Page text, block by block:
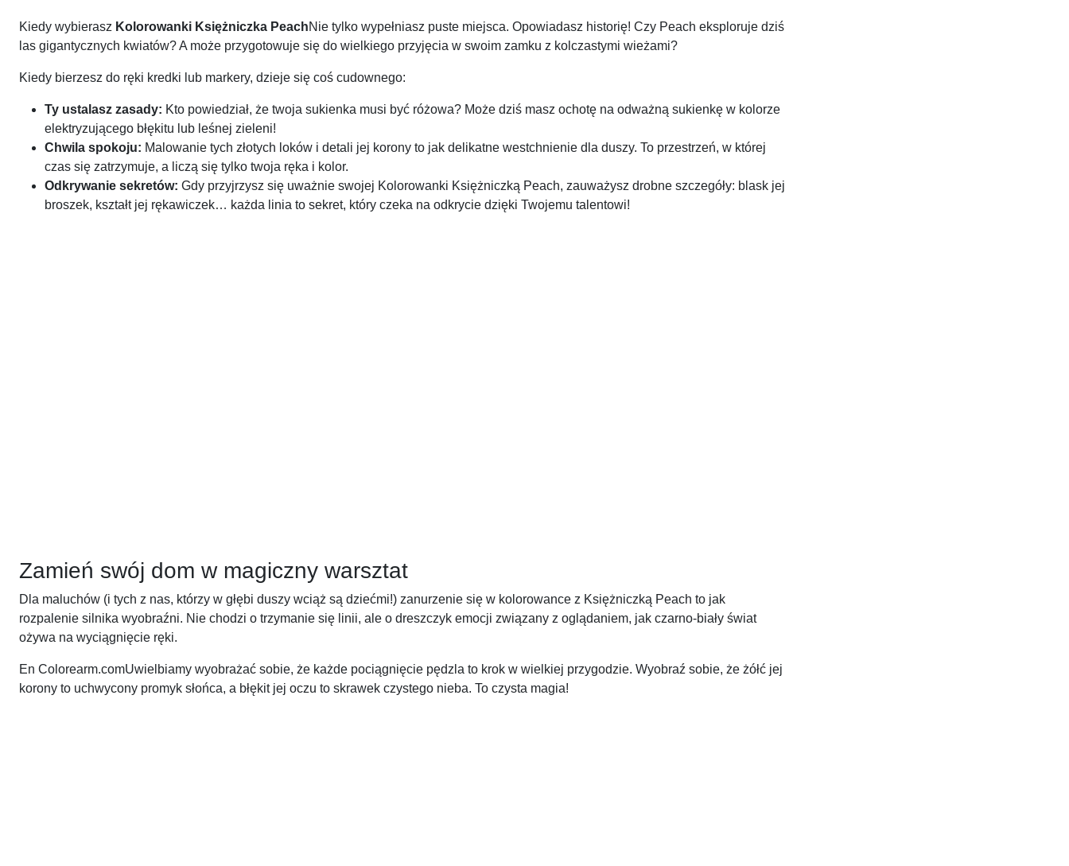
Kiedy wybierasz Kolorowanki Księżniczka PeachNie tylko wypełniasz puste miejsca. Opowiadasz historię! Czy Peach eksploruje dziś
las gigantycznych kwiatów? A może przygotowuje się do wielkiego przyjęcia w swoim zamku z kolczastymi wieżami?
Kiedy bierzesz do ręki kredki lub markery, dzieje się coś cudownego:
Ty ustalasz zasady: Kto powiedział, że twoja sukienka musi być różowa? Może dziś masz ochotę na odważną sukienkę w kolorze
elektryzującego błękitu lub leśnej zieleni!
Chwila spokoju: Malowanie tych złotych loków i detali jej korony to jak delikatne westchnienie dla duszy. To przestrzeń, w której
czas się zatrzymuje, a liczą się tylko twoja ręka i kolor.
Odkrywanie sekretów: Gdy przyjrzysz się uważnie swojej Kolorowanki Księżniczką Peach, zauważysz drobne szczegóły: blask jej
broszek, kształt jej rękawiczek… każda linia to sekret, który czeka na odkrycie dzięki Twojemu talentowi!
Zamień swój dom w magiczny warsztat
Dla maluchów (i tych z nas, którzy w głębi duszy wciąż są dziećmi!) zanurzenie się w kolorowance z Księżniczką Peach to jak
rozpalenie silnika wyobraźni. Nie chodzi o trzymanie się linii, ale o dreszczyk emocji związany z oglądaniem, jak czarno-biały świat
ożywa na wyciągnięcie ręki.
En Colorearm.comUwielbiamy wyobrażać sobie, że każde pociągnięcie pędzla to krok w wielkiej przygodzie. Wyobraź sobie, że żółć jej
korony to uchwycony promyk słońca, a błękit jej oczu to skrawek czystego nieba. To czysta magia!